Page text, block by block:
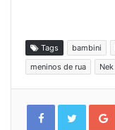
Tags bambini
meninos de rua
Nek